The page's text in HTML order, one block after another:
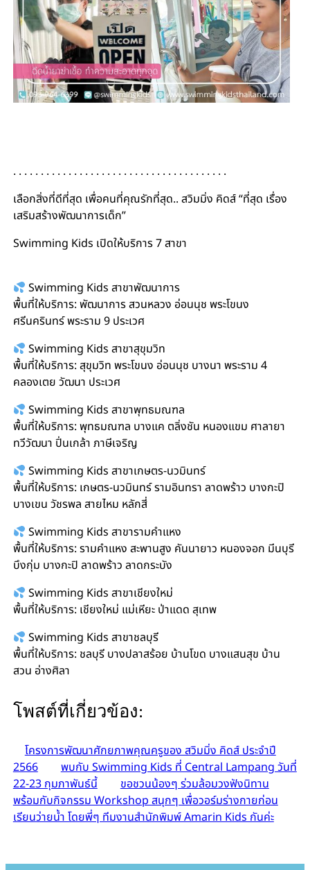
. . . . . . . . . . . . . . . . . . . . . . . . . . . . . . . . . . . . . . .
เลือกสิ่งที่ดีที่สุด เพื่อคนที่คุณรักที่สุด.. สวิมมิ่ง คิดส์ “ที่สุด เรื่อง
เสริมสร้างพัฒนาการเด็ก”
Swimming Kids เปิดให้บริการ 7 สาขา
Swimming Kids สาขาพัฒนาการ
พื้นที่ให้บริการ: พัฒนาการ สวนหลวง อ่อนนุช พระโขนง
ศรีนครินทร์ พระราม 9 ประเวศ
Swimming Kids สาขาสุขุมวิท
พื้นที่ให้บริการ: สุขุมวิท พระโขนง อ่อนนุช บางนา พระราม 4
คลองเตย วัฒนา ประเวศ
Swimming Kids สาขาพุทธมณฑล
พื้นที่ให้บริการ: พุทธมณฑล บางแค ตลิ่งชัน หนองแขม ศาลายา
ทวีวัฒนา ปิ่นเกล้า ภาษีเจริญ
Swimming Kids สาขาเกษตร-นวมินทร์
พื้นที่ให้บริการ: เกษตร-นวมินทร์ รามอินทรา ลาดพร้าว บางกะปิ
บางเขน วัชรพล สายไหม หลักสี่
Swimming Kids สาขารามคำแหง
พื้นที่ให้บริการ: รามคำแหง สะพานสูง คันนายาว หนองจอก มีนบุรี
บึงกุ่ม บางกะปิ ลาดพร้าว ลาดกระบัง
Swimming Kids สาขาเชียงใหม่
พื้นที่ให้บริการ: เชียงใหม่ แม่เหียะ ป่าแดด สุเทพ
Swimming Kids สาขาชลบุรี
พื้นที่ให้บริการ: ชลบุรี บางปลาสร้อย บ้านโขด บางแสนสุข บ้าน
สวน อ่างศิลา
โพสต์ที่เกี่ยวข้อง:
โครงการพัฒนาศักยภาพคุณครูของ สวิมมิ่ง คิดส์ ประจำปี
2566
พบกับ Swimming Kids ที่ Central Lampang วันที่
22-23 กุมภาพันธ์นี้
ขอชวนน้องๆ ร่วมล้อมวงฟังนิทาน
พร้อมกับกิจกรรม Workshop สนุกๆ เพื่อวอร์มร่างกายก่อน
เรียนว่ายน้ำ โดยพี่ๆ ทีมงานสำนักพิมพ์ Amarin Kids กันค่ะ